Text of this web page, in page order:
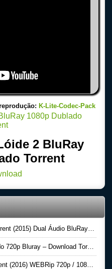
K-Lite-Codec-Pack
2 BluRay
Torrent
Dual Áudio BluRay 1080p – Download
Bluray – Download Torrent
WEBRip 720p / 1080p Dublado